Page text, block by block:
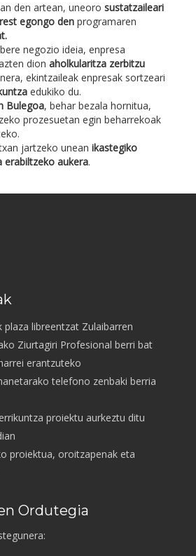
den artean, uneoro sustatzaileari
egongo denprogramaren
negozio ideia, enpresa
dion aholkularitza zerbitzu
ekintzaileak enpresak sortzeari
edukiko du.
Bulegoa, behar bezala hornitua,
prozesuetan egin beharrekoak
jartzeko unean ikastegiko
erabiltzeko aukera.
plaza libreentzat Zulaibarren
Ziurtagiri Profesional berri bat
erantzuteko
telefono zenbaki berria
proiektu aurkeztu ditu
proiektua, oroitzapenak eta
Ordutegia